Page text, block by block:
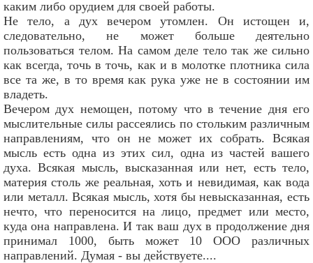
каким либо орудием для своей работы.
Не тело, а дух вечером утомлен. Он истощен и,
следовательно, не может больше деятельно
пользоваться телом. На самом деле тело так же сильно
как всегда, точь в точь, как и в молотке плотника сила
все та же, в то время как рука уже не в состоянии им
владеть.
Вечером дух немощен, потому что в течение дня его
мыслительные силы рассеялись по стольким различным
направлениям, что он не может их собрать. Всякая
мысль есть одна из этих сил, одна из частей вашего
духа. Всякая мысль, высказанная или нет, есть тело,
материя столь же реальная, хоть и невидимая, как вода
или металл. Всякая мысль, хотя бы невысказанная, есть
нечто, что переносится на лицо, предмет или место,
куда она направлена. И так ваш дух в продолжение дня
принимал 1000, быть может 10 ООО различных
направлений. Думая - вы действуете....